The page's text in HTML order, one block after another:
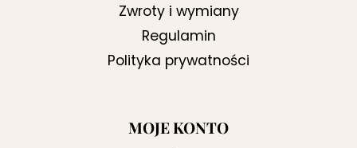
Zwroty i wymiany
Regulamin
Polityka prywatności
MOJE KONTO